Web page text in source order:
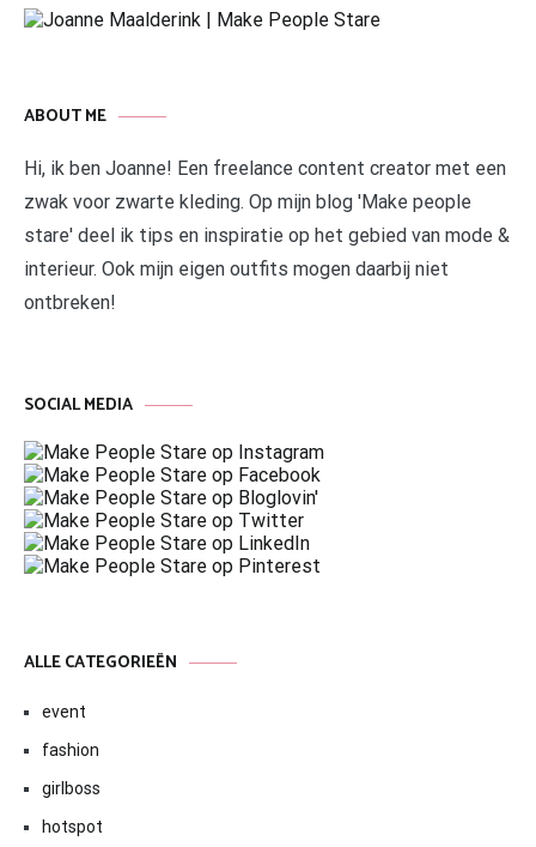
ABOUT ME
Hi, ik ben Joanne! Een freelance content creator met een
zwak voor zwarte kleding. Op mijn blog 'Make people
stare' deel ik tips en inspiratie op het gebied van mode &
interieur. Ook mijn eigen outfits mogen daarbij niet
ontbreken!
SOCIAL MEDIA
ALLE CATEGORIEËN
event
fashion
girlboss
hotspot